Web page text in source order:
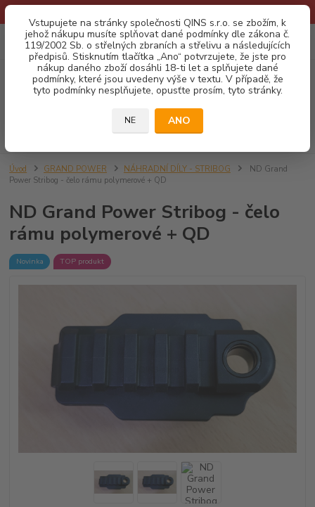
Vstupujete na stránky společnosti QINS s.r.o. se zbožím, k
jehož nákupu musíte splňovat dané podmínky dle zákona č.
119/2002 Sb. o střelných zbraních a střelivu a následujících
předpisů. Stisknutím tlačítka „Ano“ potvrzujete, že jste pro
nákup daného zboží dosáhli 18-ti let a splňujete dané
podmínky, které jsou uvedeny výše v textu. V případě, že
tyto podmínky nesplňujete, opusťte prosím, tyto stránky.
NE ANO
Menu
CZK 0
za0,00 Kč
Úvod GRAND POWER NÁHRADNÍ DÍLY - STRIBOG
ND Grand
Power Stribog - čelo rámu polymerové + QD
ND Grand Power Stribog - čelo
rámu polymerové + QD
Novinka TOP produkt